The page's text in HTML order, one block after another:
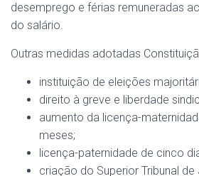
desemprego e férias remuneradas
do salário.
Outras medidas adotadas
instituição de eleições
direito à greve e liberdade
aumento da licença-
meses;
licença-paternidade de cinco
criação do Superior Tribunal de